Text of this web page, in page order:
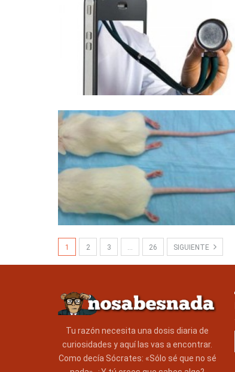
1 2 3 26 SIGUIENTE
Tu razón necesita una dosis diaria de
curiosidades y aquí las vas a encontrar.
Como decía Sócrates: «Sólo sé que no sé